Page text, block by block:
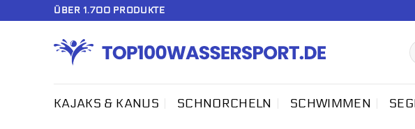
ÜBER 1.700 PRODUKTE
KAJAKS & KANUS SCHNORCHELN SCHWIMMEN